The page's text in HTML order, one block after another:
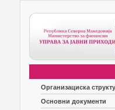
Организациска
Основни документи